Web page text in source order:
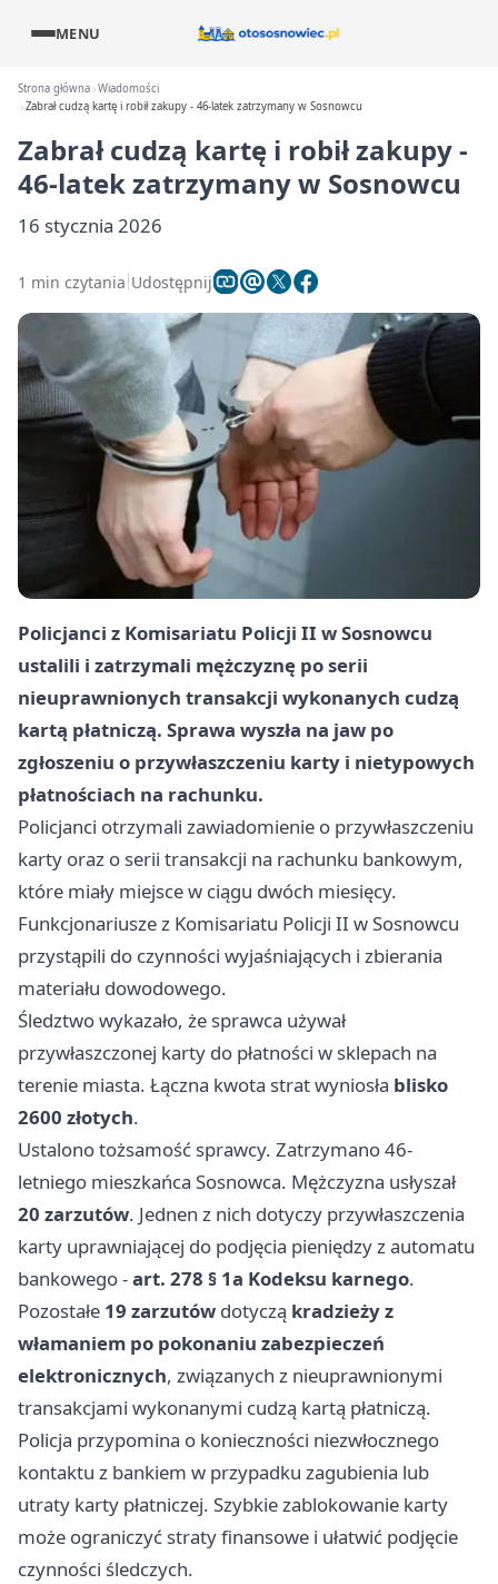
MENU
Strona główna Wiadomości
Zabrał cudzą kartę i robił zakupy - 46-latek zatrzymany w Sosnowcu
Zabrał cudzą kartę i robił zakupy -
46-latek zatrzymany w Sosnowcu
16 stycznia 2026
1 min czytania Udostępnij
Policjanci z Komisariatu Policji II w Sosnowcu
ustalili i zatrzymali mężczyznę po serii
nieuprawnionych transakcji wykonanych cudzą
kartą płatniczą. Sprawa wyszła na jaw po
zgłoszeniu o przywłaszczeniu karty i nietypowych
płatnościach na rachunku.
Policjanci otrzymali zawiadomienie o przywłaszczeniu
karty oraz o serii transakcji na rachunku bankowym,
które miały miejsce w ciągu dwóch miesięcy.
Funkcjonariusze z Komisariatu Policji II w Sosnowcu
przystąpili do czynności wyjaśniających i zbierania
materiału dowodowego.
Śledztwo wykazało, że sprawca używał
przywłaszczonej karty do płatności w sklepach na
terenie miasta. Łączna kwota strat wyniosła blisko
2600 złotych.
Ustalono tożsamość sprawcy. Zatrzymano 46-
letniego mieszkańca Sosnowca. Mężczyzna usłyszał
20 zarzutów. Jednen z nich dotyczy przywłaszczenia
karty uprawniającej do podjęcia pieniędzy z automatu
bankowego -art. 278 § 1a Kodeksu karnego.
Pozostałe 19 zarzutów dotyczą kradzieży z
włamaniem po pokonaniu zabezpieczeń
elektronicznych, związanych z nieuprawnionymi
transakcjami wykonanymi cudzą kartą płatniczą.
Policja przypomina o konieczności niezwłocznego
kontaktu z bankiem w przypadku zagubienia lub
utraty karty płatniczej. Szybkie zablokowanie karty
może ograniczyć straty finansowe i ułatwić podjęcie
czynności śledczych.